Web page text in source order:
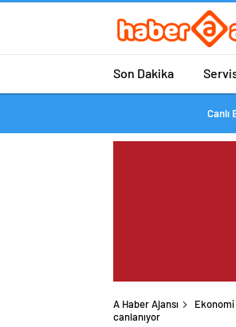
Son Dakika
Canlı
A Haber Ajansı Ekonomi
canlanıyor